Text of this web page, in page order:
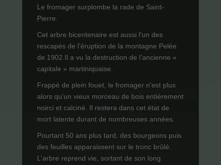
Le fromager surplombe la rade de Saint-
Pierre.
Cet arbre bicentenaire est aussi l'un des
rescapés de l’éruption de la montagne Pelée
de 1902.Il a vu la destruction de l’ancienne «
capitale » martiniquaise.
Frappé de plein fouet, le fromager n'est plus
alors qu'un vieux morceau de bois entièrement
noirci et calciné. Il restera dans cet état de
mort latente durant de nombreuses années.
Pourtant 50 ans plus tard, des bourgeons puis
des feuilles apparaissent sur le tronc brûlé.
L'arbre reprend vie, sortant de son long